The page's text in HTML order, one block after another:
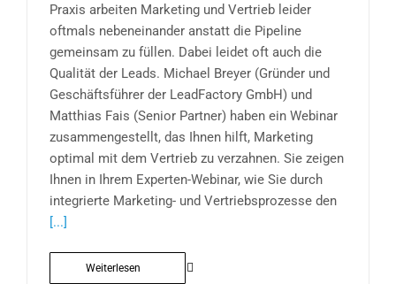
Praxis arbeiten Marketing und Vertrieb leider
oftmals nebeneinander anstatt die Pipeline
gemeinsam zu füllen. Dabei leidet oft auch die
Qualität der Leads. Michael Breyer (Gründer und
Geschäftsführer der LeadFactory GmbH) und
Matthias Fais (Senior Partner) haben ein Webinar
zusammengestellt, das Ihnen hilft, Marketing
optimal mit dem Vertrieb zu verzahnen. Sie zeigen
Ihnen in Ihrem Experten-Webinar, wie Sie durch
integrierte Marketing- und Vertriebsprozesse den
[...]
Weiterlesen